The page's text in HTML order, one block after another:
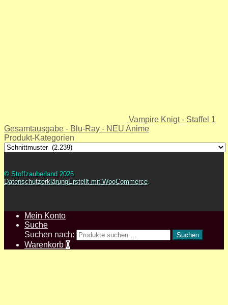
Vampire Knigt - Staffel 1
Gesamtausgabe - Blu-Ray - NEU Anime
Produkt-Kategorien
© Stoffzauberland 2026
DatenschutzerklärungErstellt mit WooCommerce.
Mein Konto
Suche
Suchen nach:
Suchen
Warenkorb 0